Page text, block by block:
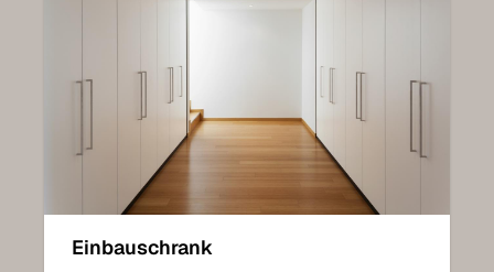
Einbauschrank